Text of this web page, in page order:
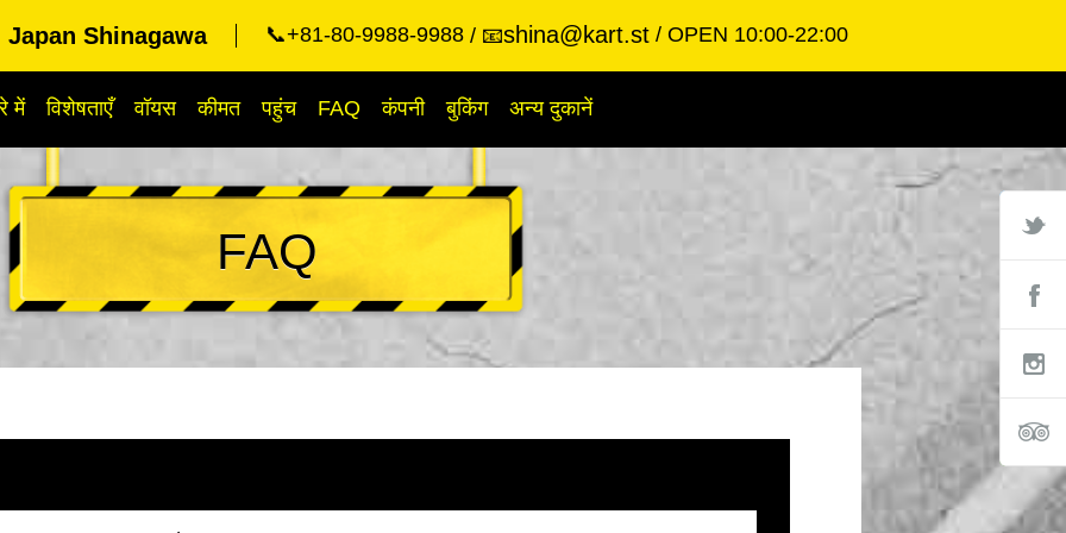
Shinagawa 📞+81-80-9988-9988 📧shina@kart.st OPEN 10:00-22:00
में विशेषताएँ वॉयस कीमत पहुंच FAQ कंपनी बुकिंग अन्य दुकानें
FAQ